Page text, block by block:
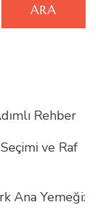
ARA
Rehber
ve Raf
Ana Yemeği: